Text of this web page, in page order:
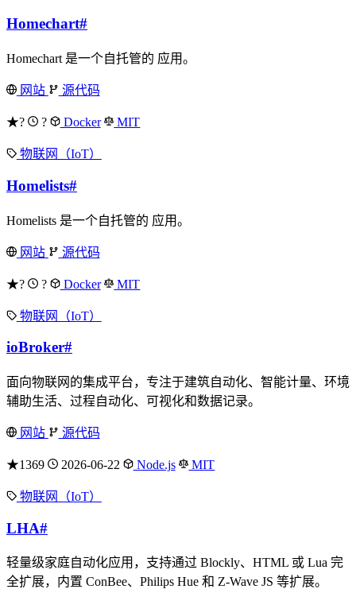
Homechart#
Homechart 是一个自托管的 应用。
网站 源代码
★? ? Docker MIT
物联网（IoT）
Homelists#
Homelists 是一个自托管的 应用。
网站 源代码
★? ? Docker MIT
物联网（IoT）
ioBroker#
面向物联网的集成平台，专注于建筑自动化、智能计量、环境
辅助生活、过程自动化、可视化和数据记录。
网站 源代码
★1369 2026-06-22 Node.js MIT
物联网（IoT）
LHA#
轻量级家庭自动化应用，支持通过 Blockly、HTML 或 Lua 完
全扩展，内置 ConBee、Philips Hue 和 Z-Wave JS 等扩展。